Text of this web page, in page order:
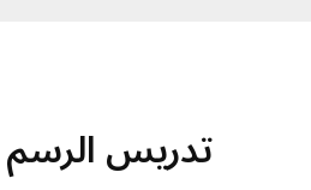
تدريس الرسم